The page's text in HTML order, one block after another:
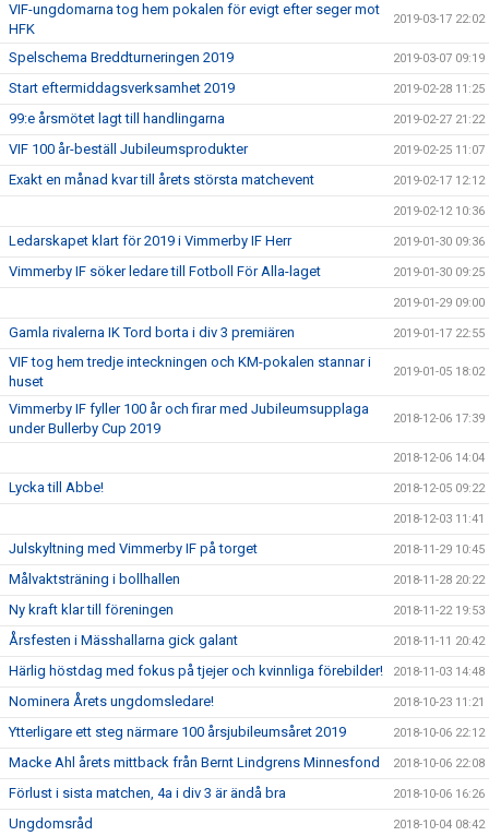
VIF-ungdomarna tog hem pokalen för evigt efter seger mot
HFK
2019-03-17 22:02
Spelschema Breddturneringen 2019 2019-03-07 09:19
Start eftermiddagsverksamhet 2019 2019-02-28 11:25
99:e årsmötet lagt till handlingarna 2019-02-27 21:22
VIF 100 år-beställ Jubileumsprodukter 2019-02-25 11:07
Exakt en månad kvar till årets största matchevent 2019-02-17 12:12
2019-02-12 10:36
Ledarskapet klart för 2019 i Vimmerby IF Herr 2019-01-30 09:36
Vimmerby IF söker ledare till Fotboll För Alla-laget 2019-01-30 09:25
2019-01-29 09:00
Gamla rivalerna IK Tord borta i div 3 premiären 2019-01-17 22:55
VIF tog hem tredje inteckningen och KM-pokalen stannar i
huset
2019-01-05 18:02
Vimmerby IF fyller 100 år och firar med Jubileumsupplaga
under Bullerby Cup 2019
2018-12-06 17:39
2018-12-06 14:04
Lycka till Abbe! 2018-12-05 09:22
2018-12-03 11:41
Julskyltning med Vimmerby IF på torget 2018-11-29 10:45
Målvaktsträning i bollhallen 2018-11-28 20:22
Ny kraft klar till föreningen 2018-11-22 19:53
Årsfesten i Mässhallarna gick galant 2018-11-11 20:42
Härlig höstdag med fokus på tjejer och kvinnliga förebilder! 2018-11-03 14:48
Nominera Årets ungdomsledare! 2018-10-23 11:21
Ytterligare ett steg närmare 100 årsjubileumsåret 2019 2018-10-06 22:12
Macke Ahl årets mittback från Bernt Lindgrens Minnesfond 2018-10-06 22:08
Förlust i sista matchen, 4a i div 3 är ändå bra 2018-10-06 16:26
Ungdomsråd 2018-10-04 08:42